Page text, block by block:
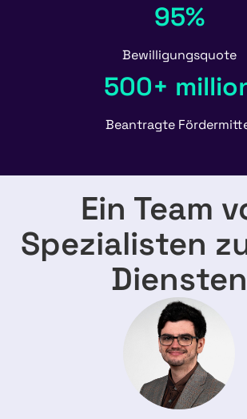
95%
Bewilligungsquote
500+
Beantragte
Ein Team
Spezialisten
Diensten